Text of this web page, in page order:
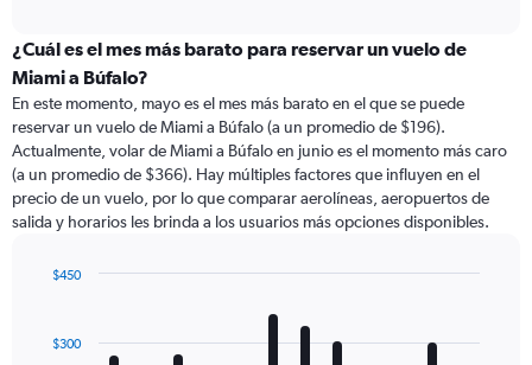
categories.
Range:
categories.
The
chart
has
1
Y
displaying
¿Cuál es el mes más barato para reservar un vuelo de
Miami a Búfalo?
En este momento, mayo es el mes más barato en el que se puede
reservar un vuelo de Miami a Búfalo (a un promedio de $196).
Actualmente, volar de Miami a Búfalo en junio es el momento más caro
(a un promedio de $366). Hay múltiples factores que influyen en el
precio de un vuelo, por lo que comparar aerolíneas, aeropuertos de
salida y horarios les brinda a los usuarios más opciones disponibles.
with
12
$300
$450